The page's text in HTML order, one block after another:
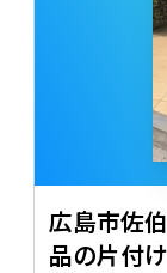
広島市佐
品の片付け